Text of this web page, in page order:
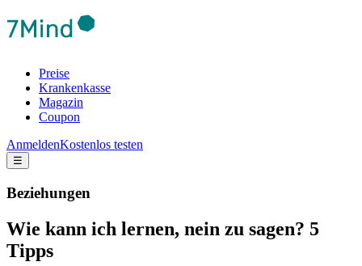
Preise
Krankenkasse
Magazin
Coupon
AnmeldenKostenlos testen
☰
Beziehungen
Wie kann ich lernen, nein zu sagen? 5
Tipps